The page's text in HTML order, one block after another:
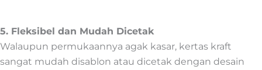
5. Fleksibel dan Mudah Dicetak
Walaupun permukaannya agak kasar, kertas kraft
sangat mudah disablon atau dicetak dengan desain